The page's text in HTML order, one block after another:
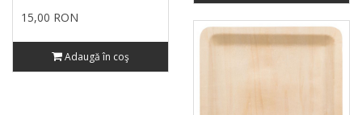
15,00 RON
Adaugă în coş